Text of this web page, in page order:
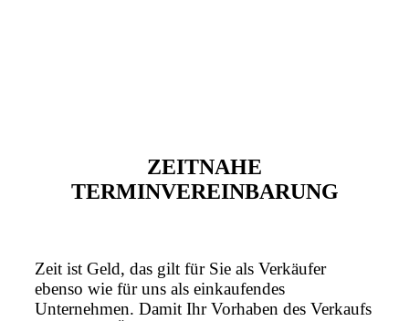
ZEITNAHE
TERMINVEREINBARUNG
Zeit ist Geld, das gilt für Sie als Verkäufer
ebenso wie für uns als einkaufendes
Unternehmen. Damit Ihr Vorhaben des Verkaufs